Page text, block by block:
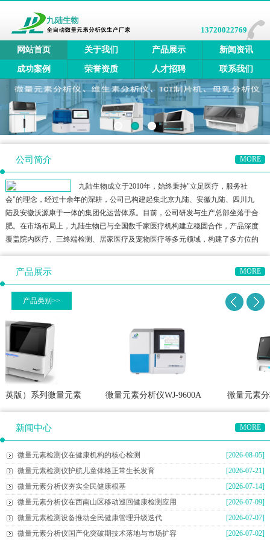
13720022769
网站首页 关于我们 产品展示 新闻资讯
成功案例 荣誉资质 人才招聘 联系我们
公司简介 MORE
九陆生物成立于2010年，始终秉持"立足医疗，服务社
会"的理念，经过十余年的深耕，公司已构建起集北京九陆、安徽九陆、四川九
陆及安徽沃源康于一体的集团化运营体系。目前，公司研发与生产总部坐落于合
肥。在市场布局上，九陆生物已与全国数千家医疗机构建立稳固合作，产品深度
覆盖院内医疗、三终端检测、居家医疗及宠物医疗等多元领域，构建了多方位的
产品展示 MORE
产品类别>>
系列微量元素
微量元素分析仪WJ-9600A
微量元素分析仪
新闻中心 MORE
[2026-08-05]
微量元素检测仪在健康机构的核心检测
[2026-07-21]
微量元素检测仪护航儿童体格正常生长发育
[2026-07-14]
微量元素分析仪夯实全民健康根基
[2026-07-09]
微量元素分析仪在西南山区移动巡回健康检测应用
[2026-07-07]
微量元素检测设备推动全民健康管理升级迭代
[2026-07-02]
微量元素分析仪国产化突破期技术落地与市场扩容